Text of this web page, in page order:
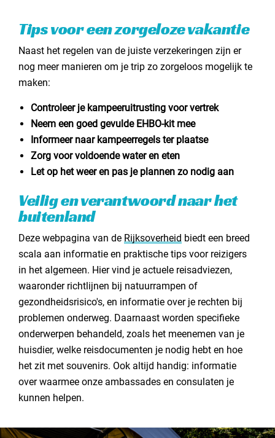
Tips voor een zorgeloze vakantie
Naast het regelen van de juiste verzekeringen zijn er
nog meer manieren om je trip zo zorgeloos mogelijk te
maken:
Controleer je kampeeruitrusting voor vertrek
Neem een goed gevulde EHBO-kitmee
Informeer naar kampeerregels ter plaatse
Zorg voor voldoende water en eten
Let op het weer en pas je plannen zo nodig aan
Veilig en verantwoord naar het
buitenland
Deze webpagina van de Rijksoverheid biedt een breed
scala aan informatie en praktische tips voor reizigers
in het algemeen. Hier vind je actuele reisadviezen,
waaronder richtlijnen bij natuurrampen of
gezondheidsrisico's, en informatie over je rechten bij
problemen onderweg. Daarnaast worden specifieke
onderwerpen behandeld, zoals het meenemen van je
huisdier, welke reisdocumenten je nodig hebt en hoe
het zit met souvenirs. Ook altijd handig: informatie
over waarmee onze ambassades en consulaten je
kunnen helpen.